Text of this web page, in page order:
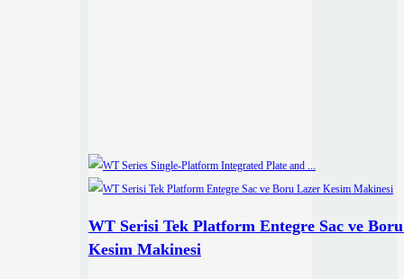
WT Serisi Tek Platform Entegre Sac ve
Kesim Makinesi